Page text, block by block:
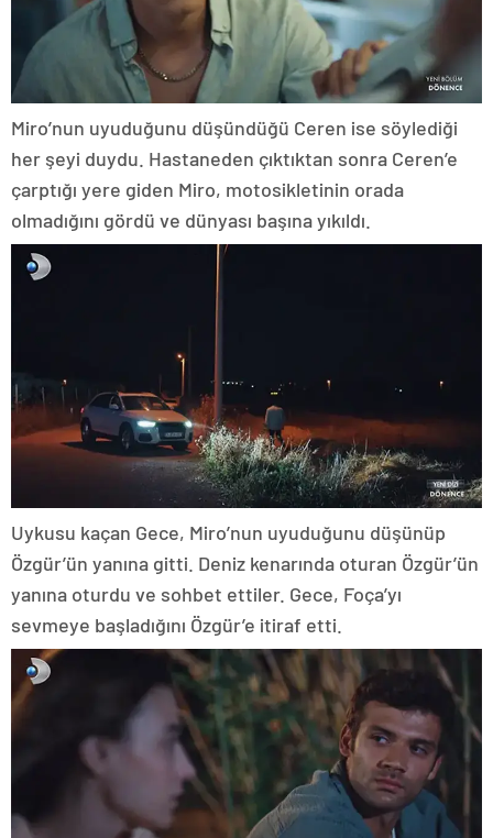
Miro’nun uyuduğunu düşündüğü Ceren ise söylediği
her şeyi duydu. Hastaneden çıktıktan sonra Ceren’e
çarptığı yere giden Miro, motosikletinin orada
olmadığını gördü ve dünyası başına yıkıldı.
Uykusu kaçan Gece, Miro’nun uyuduğunu düşünüp
Özgür’ün yanına gitti. Deniz kenarında oturan Özgür’ün
yanına oturdu ve sohbet ettiler. Gece, Foça’yı
sevmeye başladığını Özgür’e itiraf etti.